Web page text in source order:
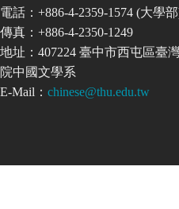
電話：+886-4-2359-1574 (大學
傳真：+886-4-2350-1249
地址：407224 臺中市西屯區臺
院中國文學系
E-Mail： chinese@thu.edu.tw